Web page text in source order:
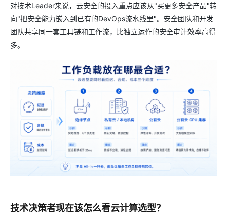
对技术Leader来说，云安全的投入重点应该从"买更多安全产品"转
向"把安全能力嵌入到已有的DevOps流水线里"。安全团队和开发
团队共享同一套工具链和工作流，比独立运作的安全审计效率高得
多。
技术决策者现在该怎么看云计算选型？